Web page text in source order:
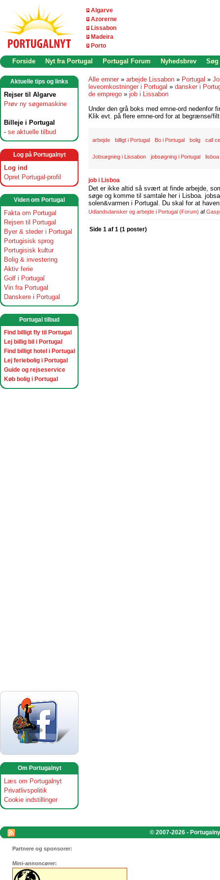
Algarve
Azorerne
Lissabon
Madeira
Porto
Forside Nyt fra Portugal Portugal Forum Nyhedsbrev Søg
Aktuelle tips og links
Rejser til Algarve
Prøv ny søgemaskine
Billeje i Portugal
- se aktuelle tilbud
Log på Portugalnyt
Log ind
Opret Portugal-profil
Viden om Portugal
Fakta om Portugal
Rejsen til Portugal
Byer & steder i Portugal
Portugisisk sprog
Portugisisk kultur
Bolig & investering
Aktiv ferie
Golf i Portugal
Vin fra Portugal
Danskere i Portugal
Portugal tilbud
Find billigt fly til Portugal
Lej billig bil i Portugal
Find billigt hotel i Portugal
Lej feriebolig i Portugal
Guide og rejseservice
Køb bolig i Portugal
Om Portugalnyt
Læs om Portugalnyt
Privatlivspolitik
Cookie indstillinger
Alle emner » arbejde Lissabon » Portugal »
leveomkostninger i Portugal » dansker i
de emprego » job i Lissabon
Under den grå boks med emne-ord nedenfor
Klik evt. på flere emne-ord for at begrænse/
arbejde billigt i Portugal Bo i Portugal bolig call
Jobsøgning i Lissabon jobsøgning i Portugal lisboa
job i Lisboa
Det er ikke altid så svært at finde arbejde,
søge og komme til samtale her i Lisboa.
solen&varmen i Portugal. Du skal for at
Udlandsdansker og arbejde i Portugal (Forum) af
Side 1 af 1 (1 poster)
© 2007-2026 -
Partnere og sponsorer:
Mini-annoncører: